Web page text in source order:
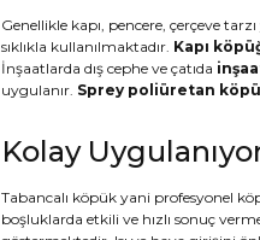
Genellikle kapı, pencere, çerçeve
sıklıkla kullanılmaktadır. Kapı
İnşaatlarda dış cephe ve çatıda
uygulanır. Sprey poliüretan
Kolay
Tabancalı köpük yani profesyonel
boşluklarda etkili ve hızlı sonuç